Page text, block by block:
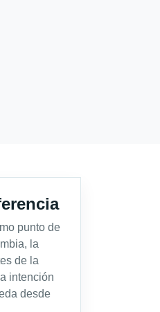
punto de
la
de la
intención
desde